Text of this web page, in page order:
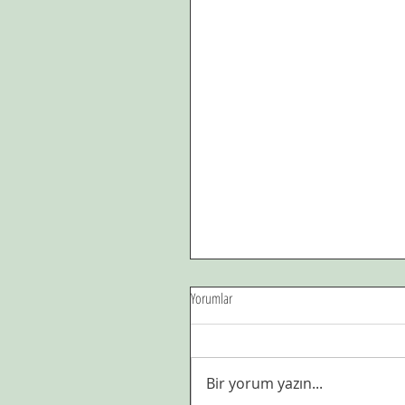
Babam.
Yorumlar
Bir yorum yazın...